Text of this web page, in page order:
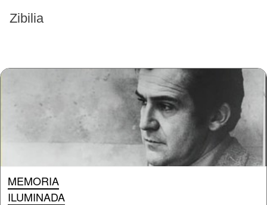
Zibilia
EVENTOS PASADOS
MEMORIA
ILUMINADA